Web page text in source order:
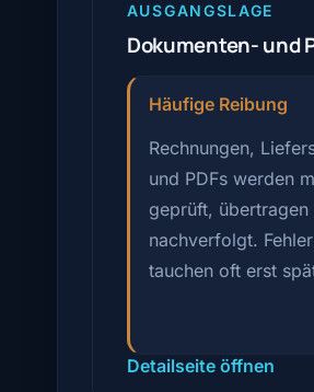
AUSGANGSLAGE
Dokumenten- und
Häufige Reibung
Rechnungen,
und PDFs werden
geprüft, übertragen
nachverfolgt. Fehler
tauchen oft erst
Detailseite öffnen